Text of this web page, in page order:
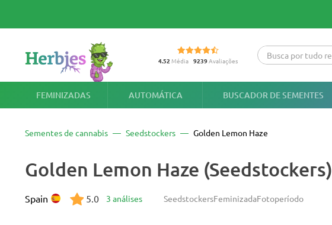
4.52 Média 9239Avaliações
FEMINIZADAS AUTOMÁTICA BUSCADOR DE SEMENTES
Sementes de cannabis Seedstockers Golden Lemon Haze
Golden Lemon Haze (Seedstockers)
SeedstockersFeminizadaFotoperíodo
Spain 5.0 3 análises